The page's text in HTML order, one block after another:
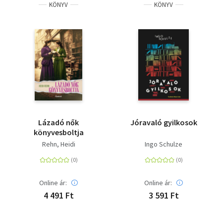
KÖNYV
Lázadó nők
könyvesboltja
Rehn, Heidi
Online ár:
4 491 Ft
KÖNYV
Jóravaló gyilkosok
Ingo Schulze
Online ár:
3 591 Ft